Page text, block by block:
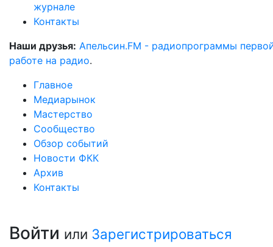
журнале
Контакты
Наши друзья: Апельсин.FM - радиопрограммы
работе на радио.
Главное
Медиарынок
Мастерство
Сообщество
Обзор событий
Новости ФКК
Архив
Контакты
Войти или Зарегистрироваться